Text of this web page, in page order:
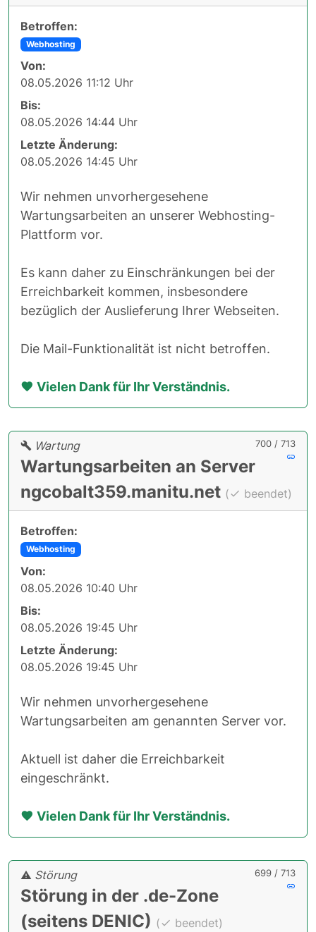
Betroffen:
Webhosting
Von:
08.05.2026 11:12 Uhr
Bis:
08.05.2026 14:44 Uhr
Letzte Änderung:
08.05.2026 14:45 Uhr
Wir nehmen unvorhergesehene
Wartungsarbeiten an unserer Webhosting-
Plattform vor.
Es kann daher zu Einschränkungen bei der
Erreichbarkeit kommen, insbesondere
bezüglich der Auslieferung Ihrer Webseiten.
Die Mail-Funktionalität ist nicht betroffen.
Vielen Dank für Ihr Verständnis.
700 / 713
Wartung
Wartungsarbeiten an Server
ngcobalt359.manitu.net ( beendet)
Betroffen:
Webhosting
Von:
08.05.2026 10:40 Uhr
Bis:
08.05.2026 19:45 Uhr
Letzte Änderung:
08.05.2026 19:45 Uhr
Wir nehmen unvorhergesehene
Wartungsarbeiten am genannten Server vor.
Aktuell ist daher die Erreichbarkeit
eingeschränkt.
Vielen Dank für Ihr Verständnis.
699 / 713
Störung
Störung in der .de-Zone
(seitens DENIC) ( beendet)